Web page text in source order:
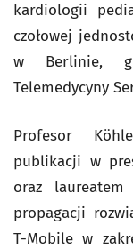
kardiologii
czołowej
w Berlinie,
Telemedycyny
Profesor
publikacji w
oraz
propagacji
T-Mobile w